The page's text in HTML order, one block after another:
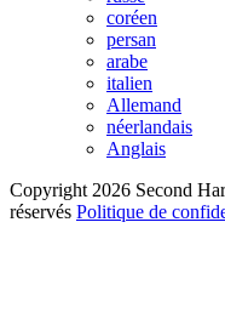
coréen
persan
arabe
italien
Allemand
néerlandais
Anglais
Copyright 2026 Second
réservés Politique de